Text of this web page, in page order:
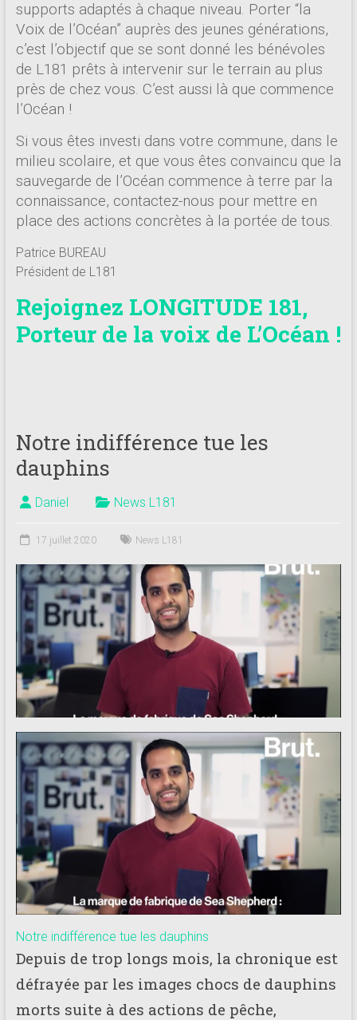
supports adaptés à chaque niveau. Porter “la
Voix de l’Océan” auprès des jeunes générations,
c’est l’objectif que se sont donné les bénévoles
de L181 prêts à intervenir sur le terrain au plus
près de chez vous. C’est aussi là que commence
l’Océan !
Si vous êtes investi dans votre commune, dans le
milieu scolaire, et que vous êtes convaincu que la
sauvegarde de l’Océan commence à terre par la
connaissance, contactez-nous pour mettre en
place des actions concrètes à la portée de tous.
Patrice BUREAU
Président de L181
Rejoignez LONGITUDE 181,
Porteur de la voix de L’Océan !
Notre indifférence tue les
dauphins
Daniel News L181
17 juillet 2020 News L181
Notre indifférence tue les dauphins
Depuis de trop longs mois, la chronique est
défrayée par les images chocs de dauphins
morts suite à des actions de pêche,